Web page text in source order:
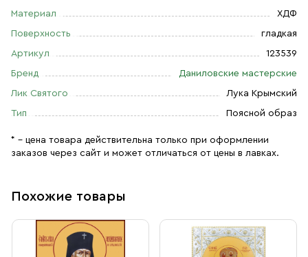
Материал ХДФ
Поверхность гладкая
Артикул 123539
Бренд Даниловские мастерские
Лик Святого Лука Крымский
Тип Поясной образ
* – цена товара действительна только при оформлении
заказов через сайт и может отличаться от цены в лавках.
Похожие товары